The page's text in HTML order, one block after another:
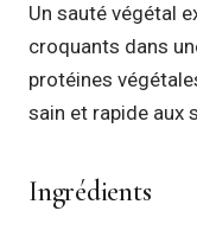
Un sauté végétal
croquants dans
protéines
sain et rapide aux
Ingrédients